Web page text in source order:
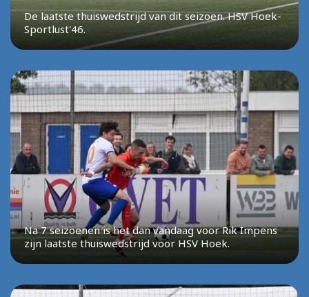
De laatste thuiswedstrijd van dit seizoen. HSV Hoek-
Sportlust'46.
Na 7 seizoenen is het dan vandaag voor Rik Impens
zijn laatste thuiswedstrijd voor HSV Hoek.